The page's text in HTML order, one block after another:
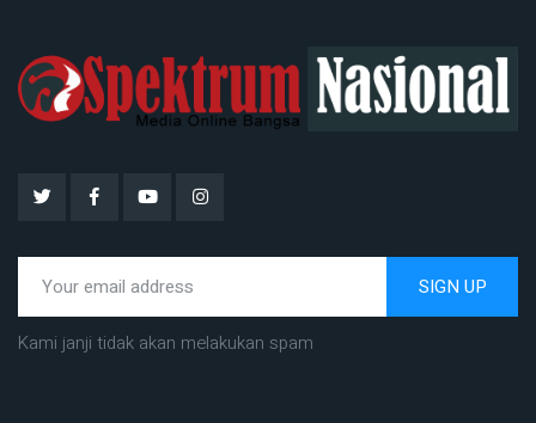
SIGN UP
Kami janji tidak akan melakukan spam